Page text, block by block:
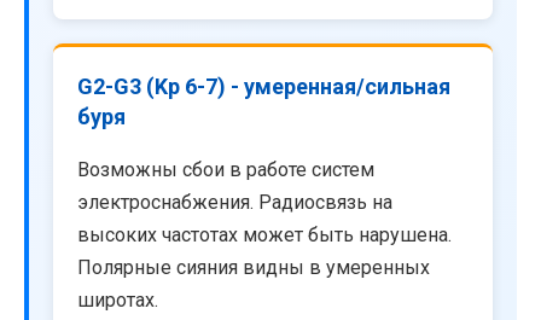
G2-G3 (Kp 6-7) - умеренная/сильная
буря
Возможны сбои в работе систем
электроснабжения. Радиосвязь на
высоких частотах может быть нарушена.
Полярные сияния видны в умеренных
широтах.